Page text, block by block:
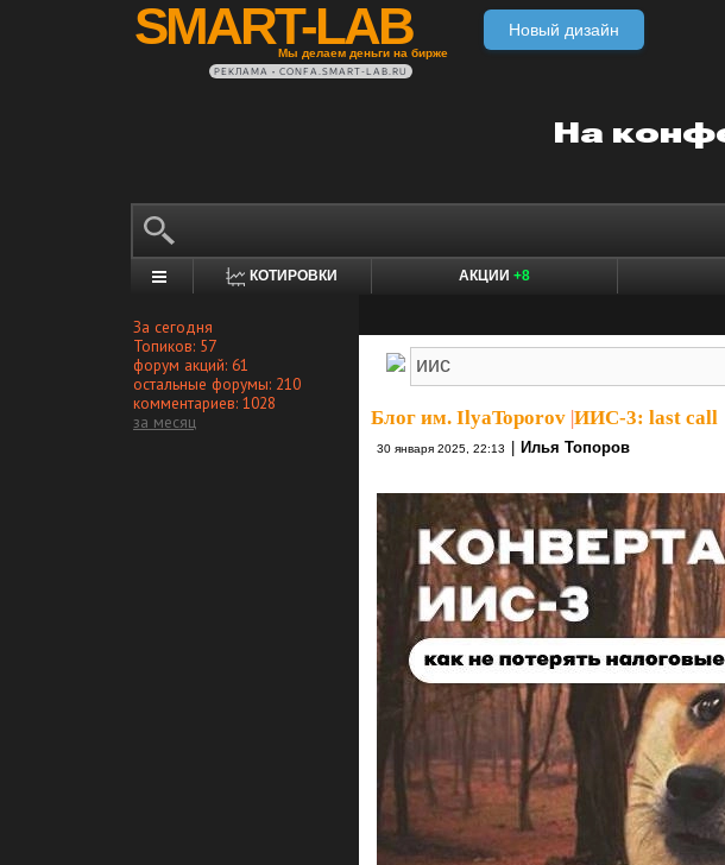
SMART-LAB
Мы делаем деньги на бирже
Новый дизайн
РЕКЛАМА • CONFA.SMART-LAB.RU
КОТИРОВКИ АКЦИИ +8
За сегодня
Топиков: 57
форум акций: 61
остальные форумы: 210
комментариев: 1028
за месяц
Блог им. IlyaToporov ИИС-3: last call
30 января 2025, 22:13 Илья Топоров